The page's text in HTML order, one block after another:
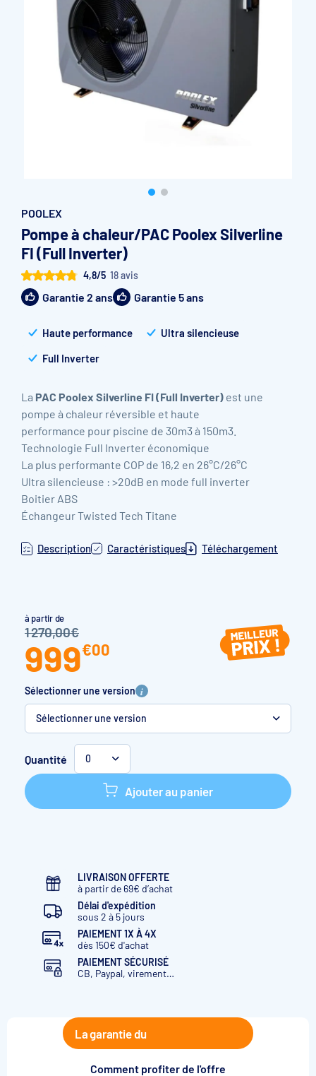
Accessoires et pièces détachées filtration
Pompe de filtration à vitesse variable
Vannes multivoies filtres à sable
Groupe de filtration sur palette
POOLEX
Pompe à chaleur/PAC Poolex Silverline
FI (Full Inverter)
4,8/5 18 avis
Garantie 2 ans Garantie 5 ans
Haute performance
Ultra silencieuse
Full Inverter
La PAC Poolex Silverline FI (Full Inverter) est une
pompe à chaleur réversible et haute
performance pour piscine de 30m3à 150m3.
Technologie Full Inverter économique
La plus performante COP de 16,2 en 26°C/26°C
Ultra silencieuse : >20dB en mode full inverter
Boitier ABS
Échangeur Twisted Tech Titane
Description Caractéristiques Téléchargement
à partir de
1 270,00€
999€00
Sélectionner une version
Sélectionner une version
Monophasé 30-45 m3
Fi 90 Monophasé 40-50 m3
45-65 m3
Fi 200 Triphasé 80-110 m3
Fi 200 Monophasé 80-110 m3
Fi 300 Triphasé 110-150m3
Quantité 0
Ajouter au panier
LIVRAISON OFFERTE
à partir de 69€ d’achat
Délai d'expédition
sous 2 à 5 jours
PAIEMENT 1X À 4X
dès 150€ d'achat
PAIEMENT SÉCURISÉ
CB, Paypal, virement…
La garantie du
Comment profiter de l'offre